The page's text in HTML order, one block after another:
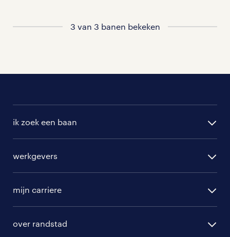
3 van 3 banen bekeken
ik zoek een baan
randstad professional
randstad digital
werkgevers
hr-diensten
mijn carriere
over randstad